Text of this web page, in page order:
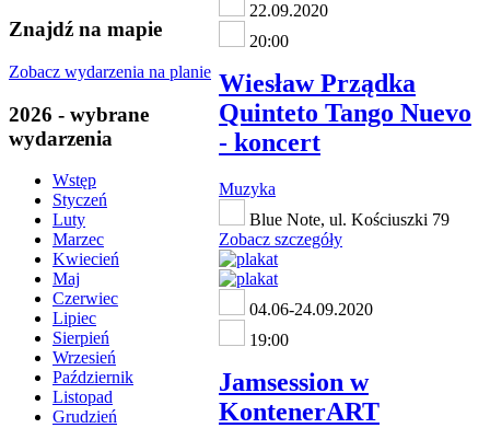
Znajdź na mapie
Zobacz wydarzenia na planie
2026 - wybrane
wydarzenia
Wstęp
Styczeń
Luty
Marzec
Kwiecień
Maj
Czerwiec
Lipiec
Sierpień
Wrzesień
Październik
Listopad
Grudzień
22.09.2020
20:00
Wiesław Prządka
Quinteto Tango Nuevo
- koncert
Muzyka
Blue Note, ul. Kościuszki 79
Zobacz szczegóły
04.06-24.09.2020
19:00
Jamsession w
KontenerART